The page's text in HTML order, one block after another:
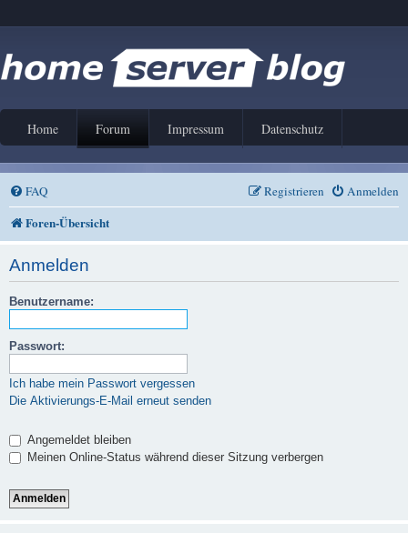
Home Forum Impressum Datenschutz
FAQ Anmelden
Registrieren
Foren-Übersicht
Anmelden
Benutzername:
Passwort:
Ich habe mein Passwort vergessen
Die Aktivierungs-E-Mail erneut senden
Angemeldet bleiben
Meinen Online-Status während dieser Sitzung verbergen